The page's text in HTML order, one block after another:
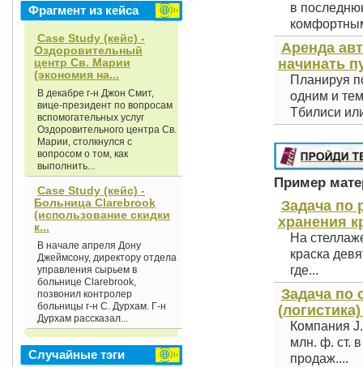
Фрагмент из кейса
Case Study (кейс) -
Оздоровительный
центр Св. Марии
(экономия на...
В декабре г-н Джон Смит,
вице-президент по вопросам
вспомогательных услуг
Оздоровительного центра Св.
Марии, столкнулся с
вопросом о том, как
выполнить...
Case Study (кейс) -
Больница Clarebrook
(использование скидки
к...
В начале апреля Дону
Джеймсону, директору отдела
управления сырьем в
больнице Clarebrook,
позвонил контролер
больницы г-н С. Дурхам. Г-н
Дурхам рассказал...
Случайные тэги
в
Аренда
начинать
Планируя
одним и
Тбилиси
Пример
Задача по
хранения
На
краска
где...
Задача по
Компания
млн. ф. ст.
продаж....